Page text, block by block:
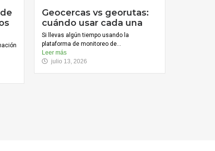
Geocercas vs georutas:
cuándo usar cada una
Si llevas algún tiempo usando la
plataforma de monitoreo de...
Leer más
julio 13, 2026